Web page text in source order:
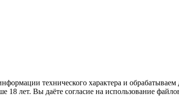
технического характера и
лет. Вы даёте согласие на использование